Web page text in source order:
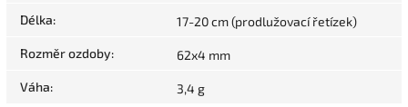
Délka: 17-20 cm (prodlužovací řetízek)
Rozměr ozdoby: 62x4 mm
Váha: 3,4 g